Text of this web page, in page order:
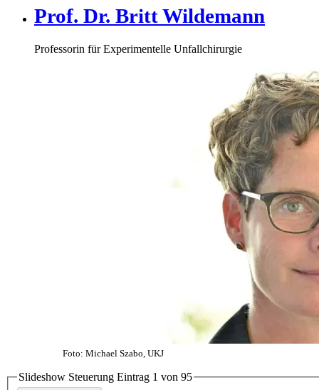
Prof. Dr. Britt Wildemann
Professorin für Experimentelle Unfallchirurgie
Foto: Michael Szabo, UKJ
Slideshow Steuerung Eintrag 1 von 95